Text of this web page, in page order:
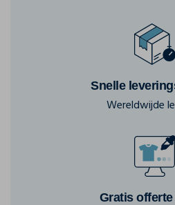
Snelle
Wereldwijde
Gratis